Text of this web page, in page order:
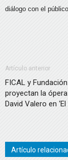
diálogo con el
Artículo anterior
FICAL y Fundación
proyectan la
David Valero en ‘El
Artículo